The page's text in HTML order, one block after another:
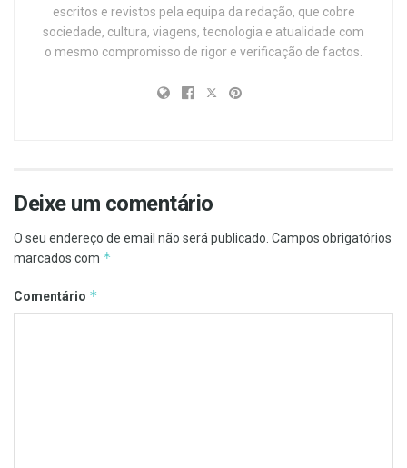
escritos e revistos pela equipa da redação, que cobre
sociedade, cultura, viagens, tecnologia e atualidade com
o mesmo compromisso de rigor e verificação de factos.
Deixe um comentário
O seu endereço de email não será publicado. Campos obrigatórios
marcados com *
Comentário *